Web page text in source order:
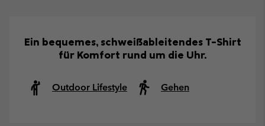
Ein bequemes, schweißableitendes T-Shirt
für Komfort rund um die Uhr.
Outdoor Lifestyle Gehen